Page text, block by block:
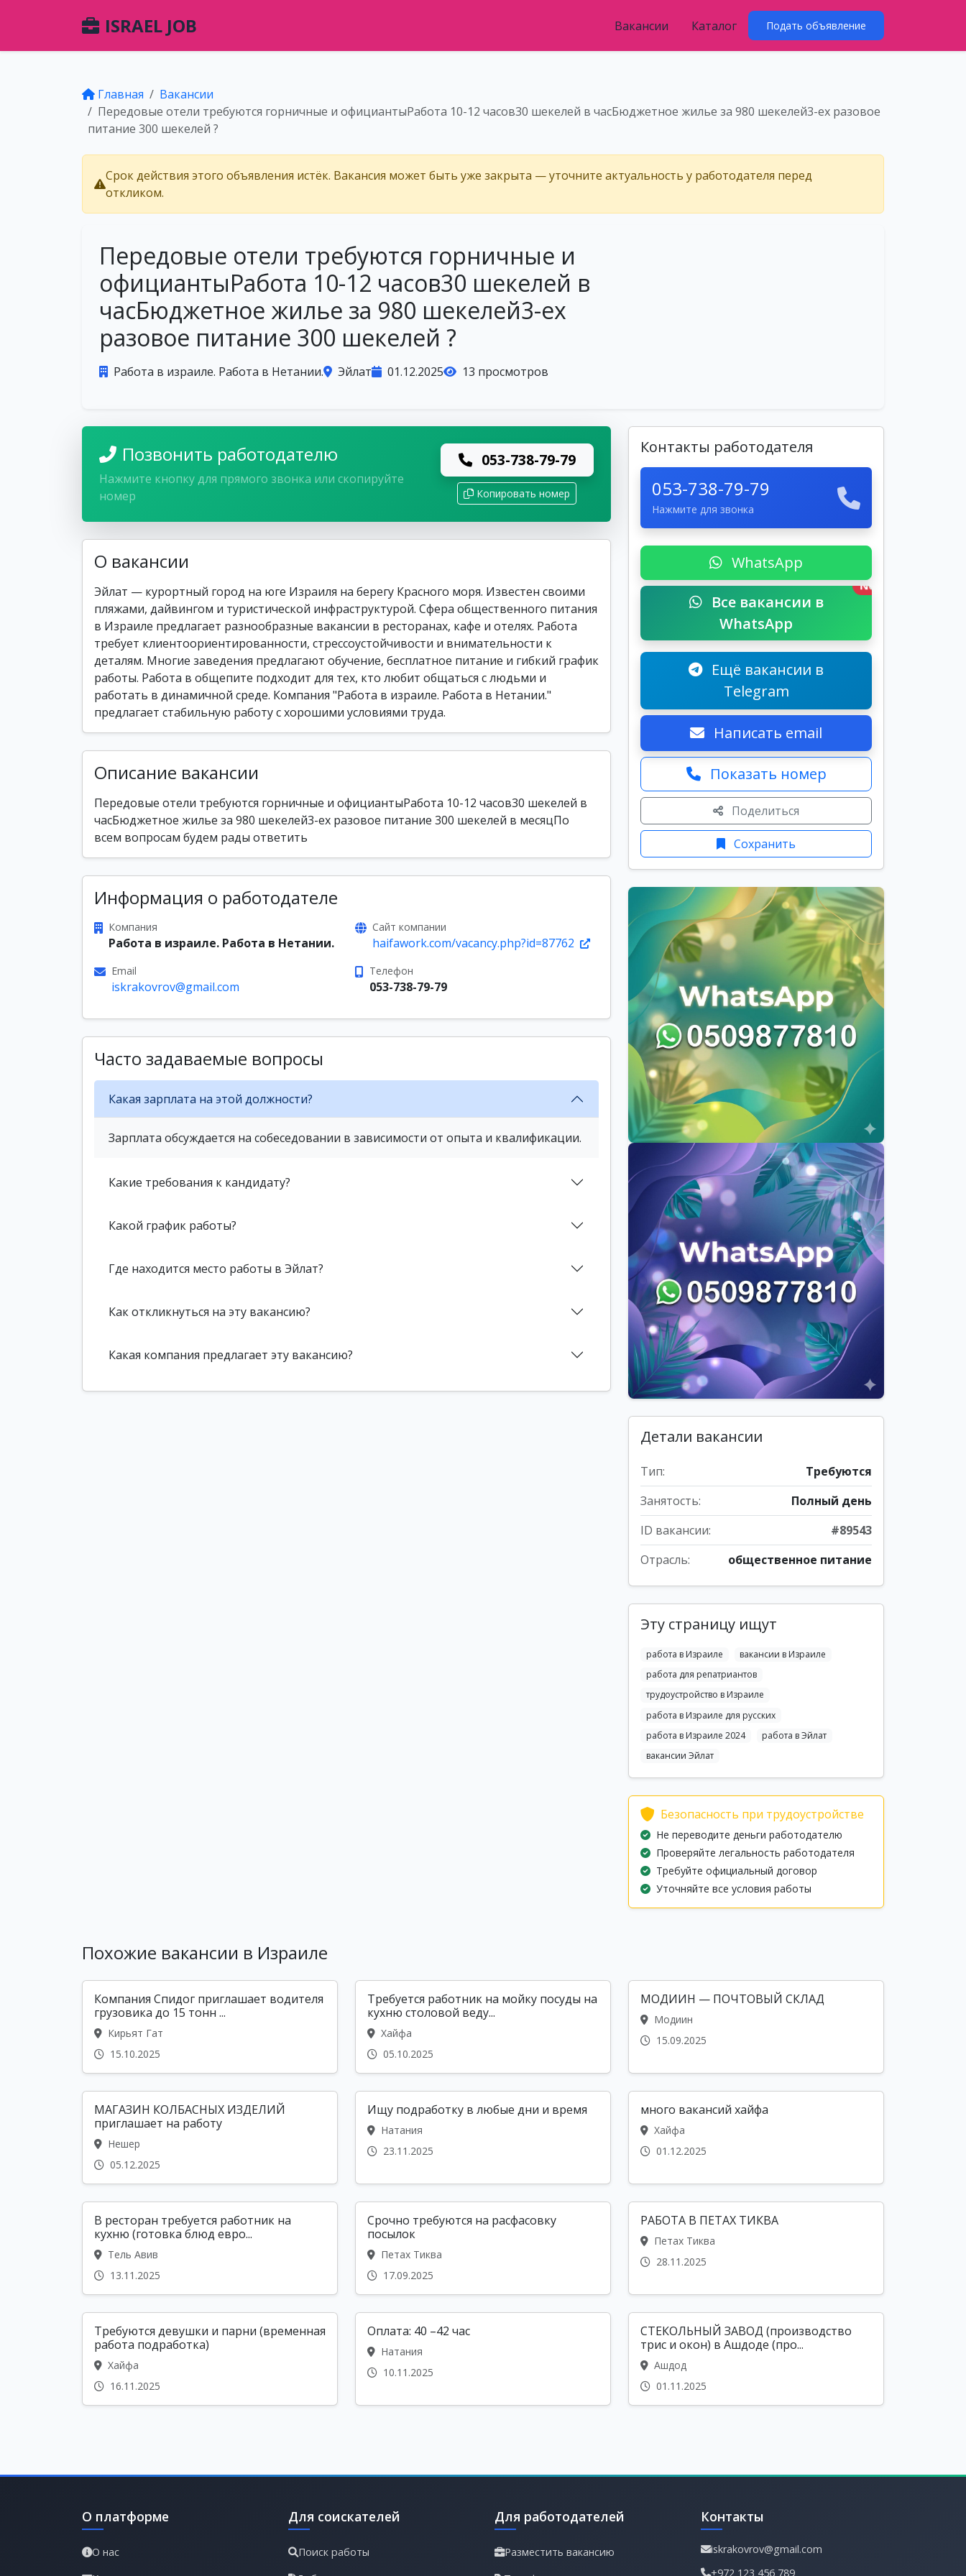
ISRAEL JOB Вакансии Каталог Подать объявление
Главная
Вакансии
Передовые отели требуются горничные и официантыРабота 10-12 часов30 шекелей в часБюджетное жилье за 980 шекелей3-ех разовое
питание 300 шекелей ?
Срок действия этого объявления истёк. Вакансия может быть уже закрыта — уточните актуальность у работодателя перед
откликом.
Передовые отели требуются горничные и
официантыРабота 10-12 часов30 шекелей в
часБюджетное жилье за 980 шекелей3-ех
разовое питание 300 шекелей ?
Работа в израиле. Работа в Нетании. Эйлат 01.12.2025 13 просмотров
Позвонить работодателю
Нажмите кнопку для прямого звонка или скопируйте
номер
053-738-79-79
Копировать номер
О вакансии
Эйлат — курортный город на юге Израиля на берегу Красного моря. Известен своими
пляжами, дайвингом и туристической инфраструктурой. Сфера общественного питания
в Израиле предлагает разнообразные вакансии в ресторанах, кафе и отелях. Работа
требует клиентоориентированности, стрессоустойчивости и внимательности к
деталям. Многие заведения предлагают обучение, бесплатное питание и гибкий график
работы. Работа в общепите подходит для тех, кто любит общаться с людьми и
работать в динамичной среде. Компания "Работа в израиле. Работа в Нетании."
предлагает стабильную работу с хорошими условиями труда.
Описание вакансии
Передовые отели требуются горничные и официантыРабота 10-12 часов30 шекелей в
часБюджетное жилье за 980 шекелей3-ех разовое питание 300 шекелей в месяцПо
всем вопросам будем рады ответить
Информация о работодателе
Компания
Работа в израиле. Работа в Нетании.
Сайт компании
haifawork.com/vacancy.php?id=87762
Email
iskrakovrov@gmail.com
Телефон
053-738-79-79
Часто задаваемые вопросы
Какая зарплата на этой должности?
Зарплата обсуждается на собеседовании в зависимости от опыта и квалификации.
Какие требования к кандидату?
Какой график работы?
Где находится место работы в Эйлат?
Как откликнуться на эту вакансию?
Какая компания предлагает эту вакансию?
Контакты работодателя
053-738-79-79
Нажмите для звонка
WhatsApp
Все вакансии в
WhatsApp
New
Ещё вакансии в
Telegram
Написать email
Показать номер
Поделиться
Сохранить
Детали вакансии
Тип:
Требуются
Занятость:
Полный день
ID вакансии:
#89543
Отрасль:
общественное питание
Эту страницу ищут
работа в Израиле
вакансии в Израиле
работа для репатриантов
трудоустройство в Израиле
работа в Израиле для русских
работа в Израиле 2024
работа в Эйлат
вакансии Эйлат
Безопасность при трудоустройстве
Не переводите деньги работодателю
Проверяйте легальность работодателя
Требуйте официальный договор
Уточняйте все условия работы
Похожие вакансии в Израиле
Компания Спидог приглашает водителя
грузовика до 15 тонн ...
Кирьят Гат
15.10.2025
Требуется работник на мойку посуды на
кухню столовой веду...
Хайфа
05.10.2025
МОДИИН — ПОЧТОВЫЙ СКЛАД
Модиин
15.09.2025
МАГАЗИН КОЛБАСНЫХ ИЗДЕЛИЙ
приглашает на работу
Нешер
05.12.2025
Ищу подработку в любые дни и время
Натания
23.11.2025
много вакансий хайфа
Хайфа
01.12.2025
В ресторан требуется работник на
кухню (готовка блюд евро...
Тель Авив
13.11.2025
Срочно требуются на расфасовку
посылок
Петах Тиква
17.09.2025
РАБОТА В ПЕТАХ ТИКВА
Петах Тиква
28.11.2025
Требуются девушки и парни (временная
работа подработка)
Хайфа
16.11.2025
Оплата: 40 –42 час
Натания
10.11.2025
СТЕКОЛЬНЫЙ ЗАВОД (производство
трис и окон) в Ашдоде (про...
Ашдод
01.11.2025
О платформе
О нас
Для соискателей
Поиск работы
Для работодателей
Разместить вакансию
Контакты
iskrakovrov@gmail.com
+972 123 456 789